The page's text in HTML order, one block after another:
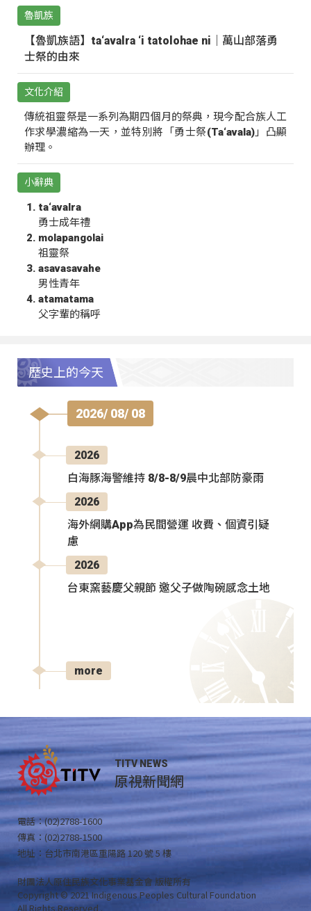
魯凱族
【魯凱族語】ta‘avalra ‘i tatolohae ni｜萬山部落勇
士祭的由來
文化介紹
傳統祖靈祭是一系列為期四個月的祭典，現今配合族人工
作求學濃縮為一天，並特別將「勇士祭(Ta‘avala)」凸顯
辦理。
小辭典
ta‘avalra
勇士成年禮
molapangolai
祖靈祭
asavasavahe
男性青年
atamatama
父字輩的稱呼
歷史上的今天
2026/ 08/ 08
2026
白海豚海警維持 8/8-8/9晨中北部防豪雨
2026
海外網購App為民間營運 收費、個資引疑
慮
2026
台東窯藝慶父親節 邀父子做陶碗感念土地
more
TITV NEWS
原視新聞網
電話：(02)2788-1600
傳真：(02)2788-1500
地址：台北市南港區重陽路 120 號 5 樓
財團法人原住民族文化事業基金會 版權所有
Copyright © 2021 Indigenous Peoples Cultural Foundation
All Rights Reserved .